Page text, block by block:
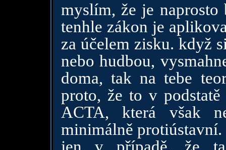
myslím, že je naprosto
tenhle zákon je
za účelem zisku. když
nebo hudbou,
doma, tak na tebe
proto, že to v
ACTA, která však
minimálně protiústavní.